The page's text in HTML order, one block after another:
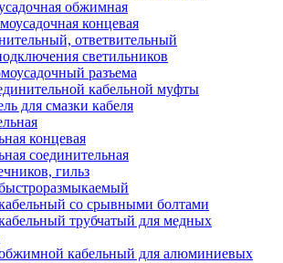
обжимная
концевая
ответвительный
светильников
разъема
кабельной муфты
для смазки кабеля
концевая
соединительная
гильз
со срывными болтами
трубчатый для медных
кабельный для алюминиевых